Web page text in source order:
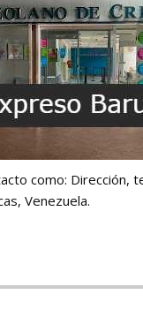
como:
Venezuela.